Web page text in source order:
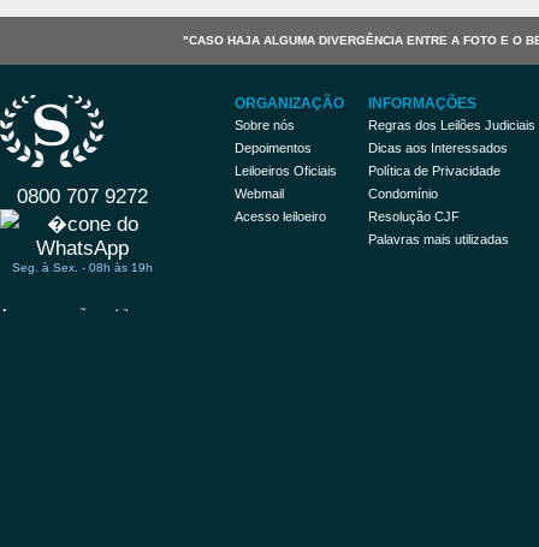
"CASO HAJA ALGUMA DIVERGÊNCIA ENTRE A FOTO E O
0800 707 9272
Seg. à Sex. - 08h às 19h
Acessar versão mobile
ORGANIZAÇÃO
Sobre nós
Depoimentos
Leiloeiros Oficiais
Webmail
Acesso leiloeiro
INFORMAÇÕES
Regras dos Leilões Judiciais
Dicas aos Interessados
Política de Privacidade
Condomínio
Resolução CJF
Palavras mais utilizadas